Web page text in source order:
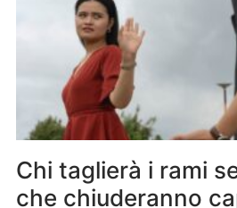
Chi taglierà i rami
che chiuderanno